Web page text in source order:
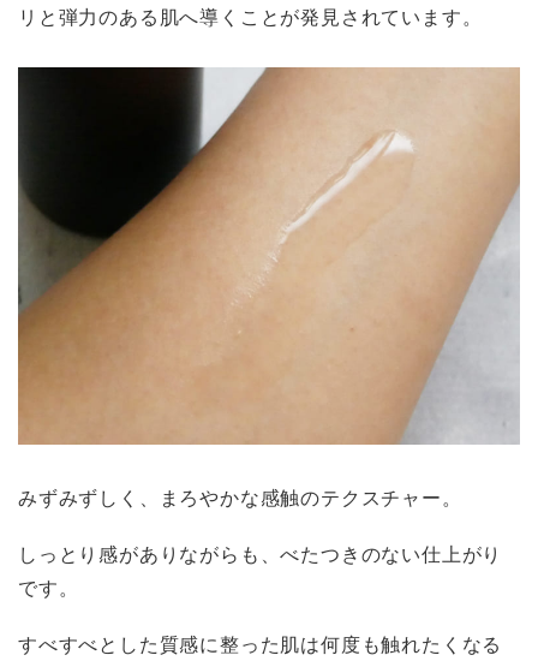
リと弾力のある肌へ導くことが発見されています。
みずみずしく、まろやかな感触のテクスチャー。
しっとり感がありながらも、べたつきのない仕上がり
です。
すべすべとした質感に整った肌は何度も触れたくなる